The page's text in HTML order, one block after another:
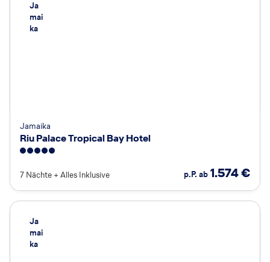
Ja
mai
ka
Jamaika
Riu Palace Tropical Bay Hotel
7 Nächte + Alles Inklusive p.P. ab 1.574€
Ja
mai
ka